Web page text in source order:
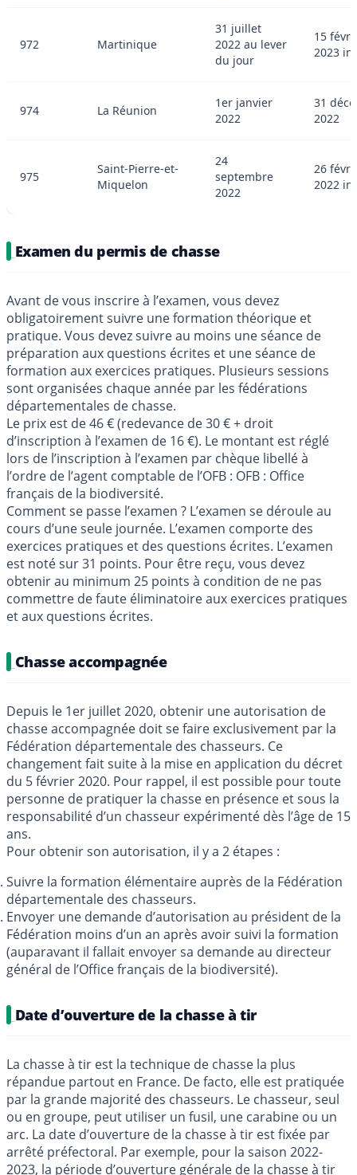
972 Martinique
31 juillet
2022 au lever
du jour
15
2023
974 La Réunion
1er janvier
2022
31
2022
975
Saint-Pierre-et-
Miquelon
24
septembre
2022
26
2022
Examen du permis de chasse
Avant de vous inscrire à l’examen, vous devez
obligatoirement suivre une formation théorique et
pratique. Vous devez suivre au moins une séance de
préparation aux questions écrites et une séance de
formation aux exercices pratiques. Plusieurs sessions
sont organisées chaque année par les fédérations
départementales de chasse.
Le prix est de 46 € (redevance de 30 € + droit
d’inscription à l’examen de 16 €). Le montant est réglé
lors de l’inscription à l’examen par chèque libellé à
l’ordre de l’agent comptable de l’OFB : OFB : Office
français de la biodiversité.
Comment se passe l’examen ? L’examen se déroule au
cours d’une seule journée. L’examen comporte des
exercices pratiques et des questions écrites. L’examen
est noté sur 31 points. Pour être reçu, vous devez
obtenir au minimum 25 points à condition de ne pas
commettre de faute éliminatoire aux exercices pratiques
et aux questions écrites.
Chasse accompagnée
Depuis le 1er juillet 2020, obtenir une autorisation de
chasse accompagnée doit se faire exclusivement par la
Fédération départementale des chasseurs. Ce
changement fait suite à la mise en application du décret
du 5 février 2020. Pour rappel, il est possible pour toute
personne de pratiquer la chasse en présence et sous la
responsabilité d’un chasseur expérimenté dès l’âge de 15
ans.
Pour obtenir son autorisation, il y a 2 étapes :
Suivre la formation élémentaire auprès de la Fédération
départementale des chasseurs.
Envoyer une demande d’autorisation au président de la
Fédération moins d’un an après avoir suivi la formation
(auparavant il fallait envoyer sa demande au directeur
général de l’Office français de la biodiversité).
Date d’ouverture de la chasse à tir
La chasse à tir est la technique de chasse la plus
répandue partout en France. De facto, elle est pratiquée
par la grande majorité des chasseurs. Le chasseur, seul
ou en groupe, peut utiliser un fusil, une carabine ou un
arc. La date d’ouverture de la chasse à tir est fixée par
arrêté préfectoral. Par exemple, pour la saison 2022-
2023, la période d’ouverture générale de la chasse à tir